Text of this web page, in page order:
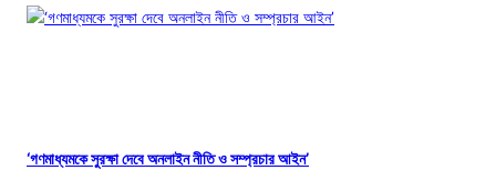
‘গণমাধ্যমকে সুরক্ষা দেবে অনলাইন নীতি ও সম্প্রচার আইন’